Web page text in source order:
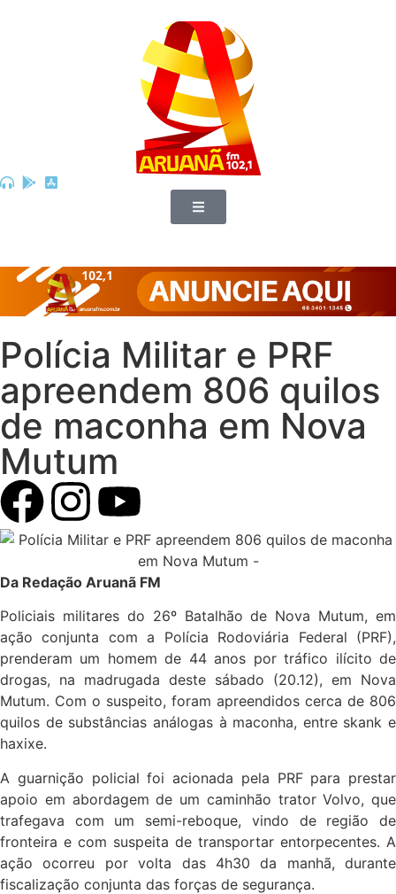
Polícia Militar e PRF
apreendem 806 quilos
de maconha em Nova
Mutum
Da Redação Aruanã FM
Policiais militares do 26º Batalhão de Nova Mutum, em
ação conjunta com a Polícia Rodoviária Federal (PRF),
prenderam um homem de 44 anos por tráfico ilícito de
drogas, na madrugada deste sábado (20.12), em Nova
Mutum. Com o suspeito, foram apreendidos cerca de 806
quilos de substâncias análogas à maconha, entre skank e
haxixe.
A guarnição policial foi acionada pela PRF para prestar
apoio em abordagem de um caminhão trator Volvo, que
trafegava com um semi-reboque, vindo de região de
fronteira e com suspeita de transportar entorpecentes. A
ação ocorreu por volta das 4h30 da manhã, durante
fiscalização conjunta das forças de segurança.